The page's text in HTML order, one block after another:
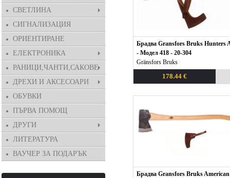
СВЕТЛИНА
СИГНАЛИЗАЦИЯ
ОРИЕНТИРАНЕ
ЕЛЕКТРОНИКА
РАНИЦИ,ЧАНТИ,САКОВЕ
ДРЕХИ И АКСЕСОАРИ
ОБУВКИ
ПЪРВА ПОМОЩ
ДРУГИ
ЛИТЕРАТУРА
ВАУЧЕР ЗА ПОДАРЪК
Брадва Gransfors Bruks Hunters
- Модел 418 - 20-304
Gränsfors Bruks
178.44 €
Брадва Gransfors Bruks American